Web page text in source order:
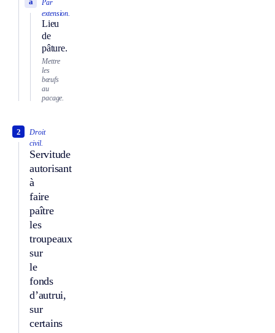
Par
extension.
Lieu
de
pâture.
Mettre
les
bœufs
au
pacage.
Droit
civil.
Servitude
autorisant
à
faire
paître
les
troupeaux
sur
le
fonds
d’autrui,
sur
certains
2